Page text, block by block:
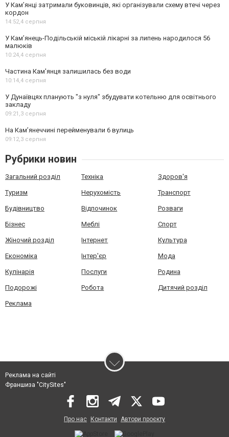
У Кам’янці затримали буковинців, які організували схему втечі через
кордон
14:52,4 серпня
У Кам’янець-Подільській міській лікарні за липень народилося 56
малюків
10:24,4 серпня
Частина Кам'янця залишилась без води
10:14,4 серпня
У Дунаївцях планують "з нуля" збудувати котельню для освітнього
закладу
09:21,3 серпня
На Камʼянеччині перейменували 6 вулиць
09:12,3 серпня
Рубрики новин
Загальний розділ Техніка Здоров'я
Туризм Нерухомість Транспорт
Будівництво Відпочинок Розваги
Бізнес Меблі Спорт
Жіночий розділ Інтернет Культура
Економіка Інтер'єр Мода
Кулінарія Послуги Родина
Подорожі Робота Дитячий розділ
Реклама
Реклама на сайті
Франшиза "CitySites"
Про нас Контакти Автори проєкту